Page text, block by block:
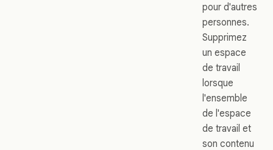
pour d'autres
personnes.
Supprimez
un espace
de travail
lorsque
l'ensemble
de l'espace
de travail et
son contenu